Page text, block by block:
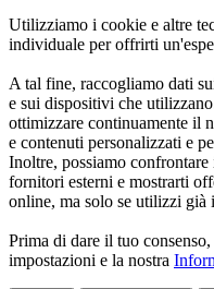
Utilizziamo i cookie e altre
individuale per offrirti
A tal fine, raccogliamo dati
e sui dispositivi che
ottimizzare continuamente il
e contenuti personalizzati e
Inoltre, possiamo
fornitori esterni e mostrarti
online, ma solo se utilizzi già
Prima di dare il tuo
impostazioni e la nostra